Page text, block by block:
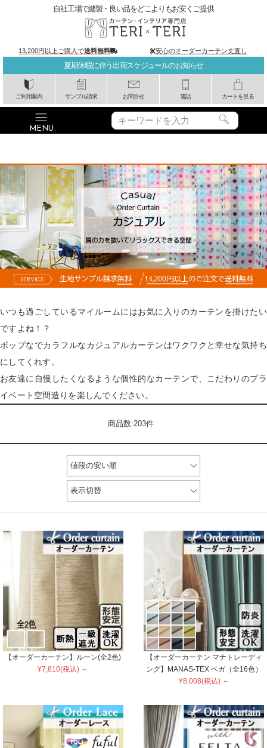
夏期休暇に伴う出荷スケジュールのお知らせ
ご利用案内 サンプル請求 お問合せ 電話 カートを見る
自社工場で縫製・良い品をどこよりもお安くご提供
13,200円以上ご購入で送料無料 安心のオーダーカーテン丈直し
いつも過ごしているマイルームにはお気に入りのカーテンを掛けたい
ですよね！？
ポップなでカラフルなカジュアルカーテンはワクワクと幸せな気持ち
にしてくれす。
お友達に自慢したくなるような個性的なカーテンで、こだわりのプラ
イベート空間造りを楽しんでください。
商品数:203件
値段の安い順
表示切替
【オーダーカーテン】ルーン(全2色)
¥7,810(税込) ～
【オーダーカーテン マナトレーディ
ング】MANAS-TEX ベガ（全16色）
¥8,008(税込) ～